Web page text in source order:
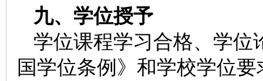
九、学位授予
学位课程学习合格、学位
国学位条例》和学校学位